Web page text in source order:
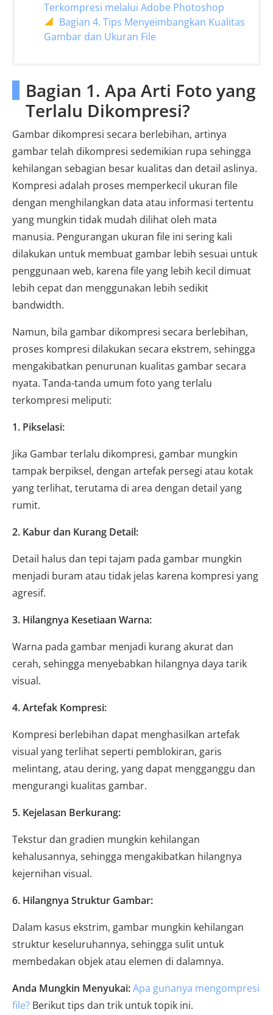
Terkompresi melalui Adobe Photoshop
Bagian 4. Tips Menyeimbangkan Kualitas
Gambar dan Ukuran File
Bagian 1. Apa Arti Foto yang
Terlalu Dikompresi?
Gambar dikompresi secara berlebihan, artinya
gambar telah dikompresi sedemikian rupa sehingga
kehilangan sebagian besar kualitas dan detail aslinya.
Kompresi adalah proses memperkecil ukuran file
dengan menghilangkan data atau informasi tertentu
yang mungkin tidak mudah dilihat oleh mata
manusia. Pengurangan ukuran file ini sering kali
dilakukan untuk membuat gambar lebih sesuai untuk
penggunaan web, karena file yang lebih kecil dimuat
lebih cepat dan menggunakan lebih sedikit
bandwidth.
Namun, bila gambar dikompresi secara berlebihan,
proses kompresi dilakukan secara ekstrem, sehingga
mengakibatkan penurunan kualitas gambar secara
nyata. Tanda-tanda umum foto yang terlalu
terkompresi meliputi:
1. Pikselasi:
Jika Gambar terlalu dikompresi, gambar mungkin
tampak berpiksel, dengan artefak persegi atau kotak
yang terlihat, terutama di area dengan detail yang
rumit.
2. Kabur dan Kurang Detail:
Detail halus dan tepi tajam pada gambar mungkin
menjadi buram atau tidak jelas karena kompresi yang
agresif.
3. Hilangnya Kesetiaan Warna:
Warna pada gambar menjadi kurang akurat dan
cerah, sehingga menyebabkan hilangnya daya tarik
visual.
4. Artefak Kompresi:
Kompresi berlebihan dapat menghasilkan artefak
visual yang terlihat seperti pemblokiran, garis
melintang, atau dering, yang dapat mengganggu dan
mengurangi kualitas gambar.
5. Kejelasan Berkurang:
Tekstur dan gradien mungkin kehilangan
kehalusannya, sehingga mengakibatkan hilangnya
kejernihan visual.
6. Hilangnya Struktur Gambar:
Dalam kasus ekstrim, gambar mungkin kehilangan
struktur keseluruhannya, sehingga sulit untuk
membedakan objek atau elemen di dalamnya.
Anda Mungkin Menyukai:Apa gunanya mengompresi
file? Berikut tips dan trik untuk topik ini.